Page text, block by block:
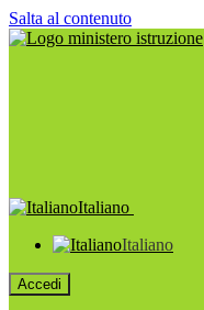
Salta al contenuto
Italiano
Italiano
Accedi